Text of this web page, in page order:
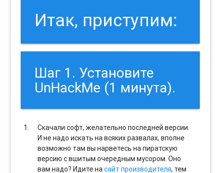
Итак, приступим:
Шаг 1. Установите
UnHackMe (1 минута).
Скачали софт, желательно последней версии.
И не надо искать на всяких развалах, вполне
возможно там вы нарветесь на пиратскую
версию с вшитым очередным мусором. Оно
вам надо? Идите насайт производителя, тем